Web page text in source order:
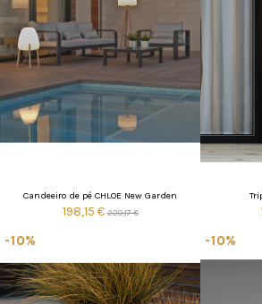
Candeeiro de pé CHLOE New Garden
198,15 € 220,17 €
-10% -10%